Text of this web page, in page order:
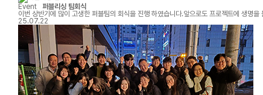
Event
퍼블리싱 팀회식
이번 상반기에 많이 고생한 퍼블팀의 회식을 진행 하였습니다.앞으로도 프로젝트에 생명을
25.07.22